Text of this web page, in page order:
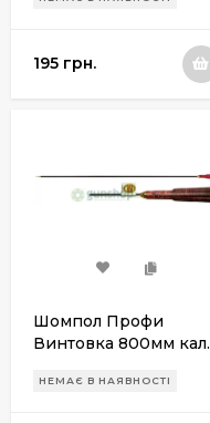
мм
195 грн.
Шомпол Профи
Винтовка 800мм кал.
НЕМАЄ В НАЯВНОСТІ